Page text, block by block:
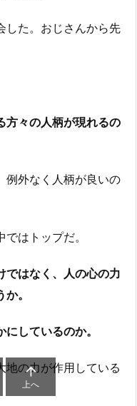
した。おじさんから先
方々の人柄が現れるの
例外なく人柄が良いの
はトップだ。
ではなく、人の心の力
。
しているのか。
地の力が作用している

上へ